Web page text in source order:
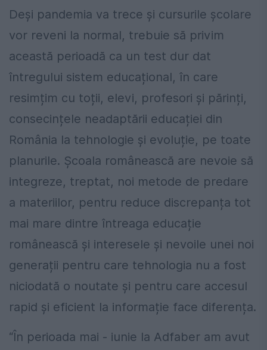
Deși pandemia va trece și cursurile școlare
vor reveni la normal, trebuie să privim
această perioadă ca un test dur dat
întregului sistem educațional, în care
resimțim cu toții, elevi, profesori și părinți,
consecințele neadaptării educației din
România la tehnologie și evoluție, pe toate
planurile. Școala românească are nevoie să
integreze, treptat, noi metode de predare
a materiilor, pentru reduce discrepanța tot
mai mare dintre întreaga educație
românească și interesele și nevoile unei noi
generații pentru care tehnologia nu a fost
niciodată o noutate și pentru care accesul
rapid și eficient la informație face diferența.
“În perioada mai - iunie la Adfaber am avut